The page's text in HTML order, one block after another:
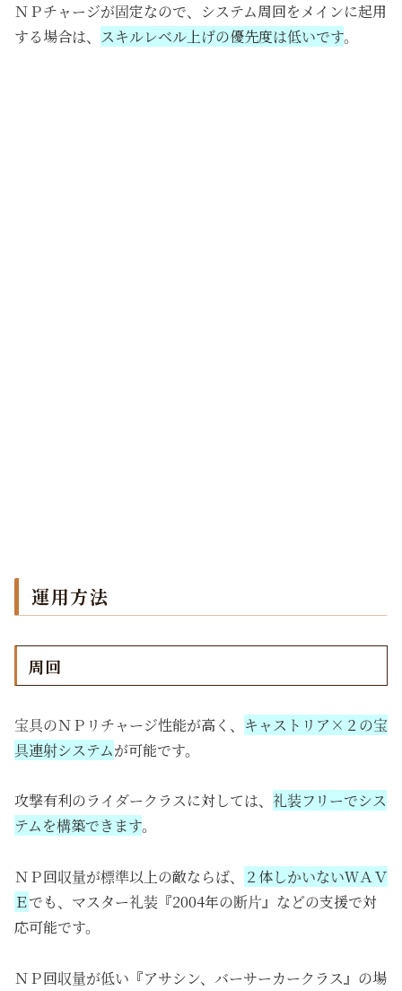
ＮＰチャージが固定なので、システム周回をメインに起用
する場合は、 スキルレベル上げの優先度は低いです。
運用方法
周回
宝具のＮＰリチャージ性能が高く、 キャストリア×２の宝
具連射システムが可能です。
攻撃有利のライダークラスに対しては、 礼装フリーでシス
テムを構築できます。
ＮＰ回収量が標準以上の敵ならば、
２体しかいないＷＡＶ
Ｅでも、マスター礼装『2004年の断片』などの支援で対
応可能です。
ＮＰ回収量が低い『アサシン、バーサーカークラス』の場